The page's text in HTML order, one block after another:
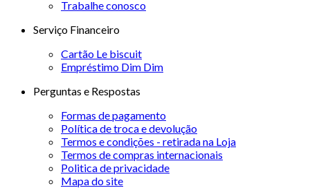
Trabalhe conosco
Serviço Financeiro
Cartão Le biscuit
Empréstimo Dim Dim
Perguntas e Respostas
Formas de pagamento
Política de troca e devolução
Termos e condições - retirada na Loja
Termos de compras internacionais
Politica de privacidade
Mapa do site